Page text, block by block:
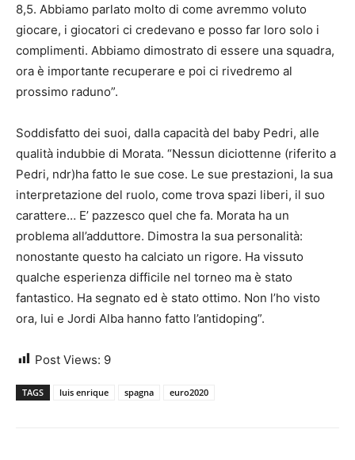
8,5. Abbiamo parlato molto di come avremmo voluto
giocare, i giocatori ci credevano e posso far loro solo i
complimenti. Abbiamo dimostrato di essere una squadra,
ora è importante recuperare e poi ci rivedremo al
prossimo raduno”.
Soddisfatto dei suoi, dalla capacità del baby Pedri, alle
qualità indubbie di Morata. “Nessun diciottenne (riferito a
Pedri, ndr)ha fatto le sue cose. Le sue prestazioni, la sua
interpretazione del ruolo, come trova spazi liberi, il suo
carattere… E’ pazzesco quel che fa. Morata ha un
problema all’adduttore. Dimostra la sua personalità:
nonostante questo ha calciato un rigore. Ha vissuto
qualche esperienza difficile nel torneo ma è stato
fantastico. Ha segnato ed è stato ottimo. Non l’ho visto
ora, lui e Jordi Alba hanno fatto l’antidoping”.
Post Views: 9
TAGS luis enrique spagna euro2020